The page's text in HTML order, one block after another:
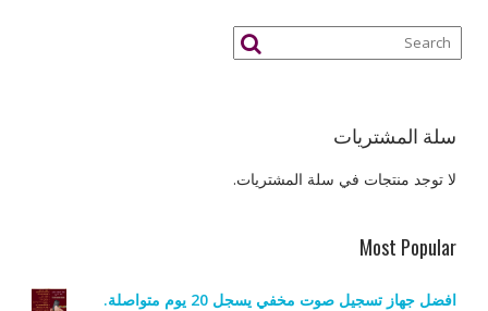
سلة المشتريات
لا توجد منتجات في سلة المشتريات.
Most Popular
افضل جهاز تسجيل صوت مخفي يسجل 20 يوم متواصلة.